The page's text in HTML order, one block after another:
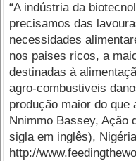
“A indústria da
precisamos das
necessidades
nos paises ricos, a
destinadas à
agro-combustiveis
produção maior do
Nnimmo Bassey, Ação
sigla em inglês),
http://